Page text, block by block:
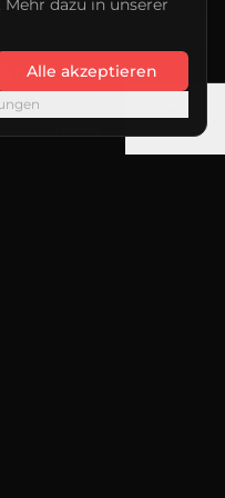
DER
2026!
dazu in unserer
Alle akzeptieren